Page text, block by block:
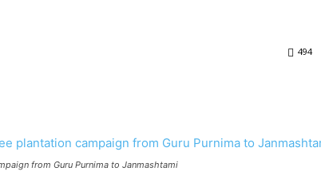
494
from Guru Purnima to Janmashtami